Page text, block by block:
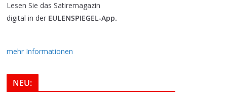
Lesen Sie das Satiremagazin
digital in der EULENSPIEGEL-App.
mehr Informationen
NEU: